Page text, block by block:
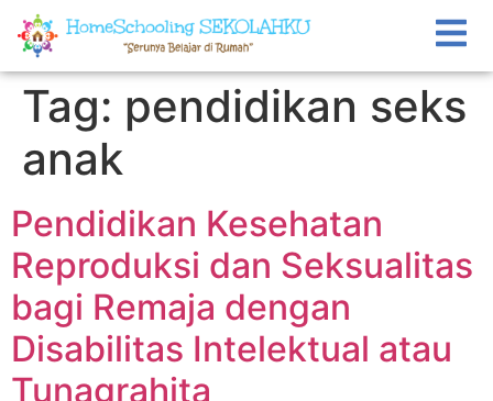
Tag: pendidikan seks
anak
Pendidikan Kesehatan
Reproduksi dan Seksualitas
bagi Remaja dengan
Disabilitas Intelektual atau
Tunagrahita